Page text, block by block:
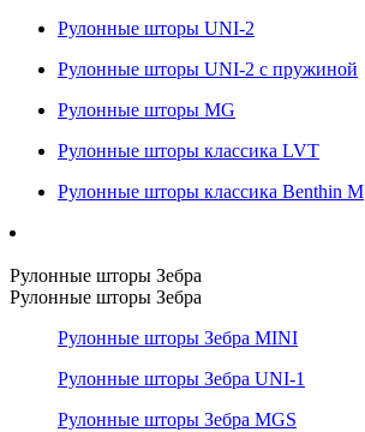
Рулонные шторы UNI-2
Рулонные шторы UNI-2 с пружиной
Рулонные шторы MG
Рулонные шторы классика LVT
Рулонные шторы классика Benthin M
Рулонные шторы Зебра
Рулонные шторы Зебра
Рулонные шторы Зебра MINI
Рулонные шторы Зебра UNI-1
Рулонные шторы Зебра MGS